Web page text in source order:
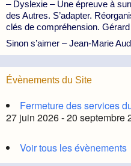
– Dyslexie – Une épreuve à
des Autres. S’adapter.
clés de compréhension.
Sinon s’aimer – Jean-Marie
Évènements du Site
Fermeture des services
27 juin 2026 - 20 septembre
Voir tous les évènements